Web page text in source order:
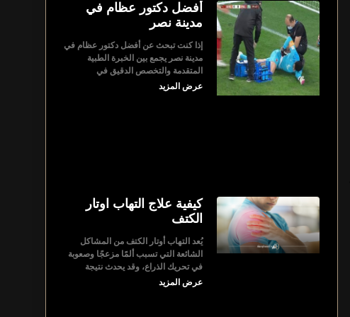
أفضل دكتور عظام في
مدينة نصر
إذا كنت تبحث عن أفضل دكتور عظام في
مدينة نصر يجمع بين الخبرة الطبية
المتقدمة والتخصص الدقيق في
عرض المزيد
كيفية علاج التهاب اوتار
الكتف
يُعد التهاب أوتار الكتف من المشاكل
الشائعة التي تسبب ألمًا مزعجًا وصعوبة
في تحريك الذراع، وقد يحدث نتيجة
عرض المزيد